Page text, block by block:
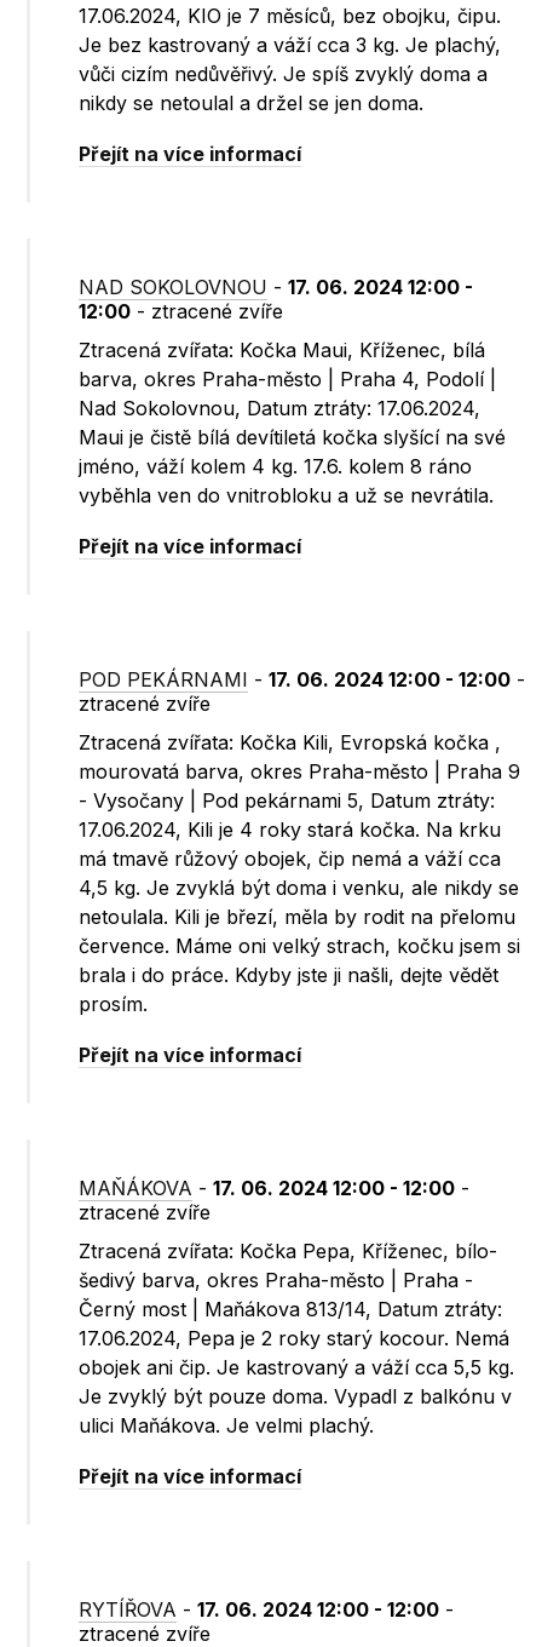
17.06.2024, KIO je 7 měsíců, bez obojku, čipu.
Je bez kastrovaný a váží cca 3 kg. Je plachý,
vůči cizím nedůvěřivý. Je spíš zvyklý doma a
nikdy se netoulal a držel se jen doma.
Přejít na více informací
NAD SOKOLOVNOU -17. 06. 2024 12:00 -
12:00 - ztracené zvíře
Ztracená zvířata: Kočka Maui, Kříženec, bílá
barva, okres Praha-město | Praha 4, Podolí |
Nad Sokolovnou, Datum ztráty: 17.06.2024,
Maui je čistě bílá devítiletá kočka slyšící na své
jméno, váží kolem 4 kg. 17.6. kolem 8 ráno
vyběhla ven do vnitrobloku a už se nevrátila.
Přejít na více informací
POD PEKÁRNAMI -17. 06. 2024 12:00 - 12:00 -
ztracené zvíře
Ztracená zvířata: Kočka Kili, Evropská kočka ,
mourovatá barva, okres Praha-město | Praha 9
- Vysočany | Pod pekárnami 5, Datum ztráty:
17.06.2024, Kili je 4 roky stará kočka. Na krku
má tmavě růžový obojek, čip nemá a váží cca
4,5 kg. Je zvyklá být doma i venku, ale nikdy se
netoulala. Kili je březí, měla by rodit na přelomu
července. Máme oni velký strach, kočku jsem si
brala i do práce. Kdyby jste ji našli, dejte vědět
prosím.
Přejít na více informací
MAŇÁKOVA -17. 06. 2024 12:00 - 12:00 -
ztracené zvíře
Ztracená zvířata: Kočka Pepa, Kříženec, bílo-
šedivý barva, okres Praha-město | Praha -
Černý most | Maňákova 813/14, Datum ztráty:
17.06.2024, Pepa je 2 roky starý kocour. Nemá
obojek ani čip. Je kastrovaný a váží cca 5,5 kg.
Je zvyklý být pouze doma. Vypadl z balkónu v
ulici Maňákova. Je velmi plachý.
Přejít na více informací
RYTÍŘOVA -17. 06. 2024 12:00 - 12:00 -
ztracené zvíře